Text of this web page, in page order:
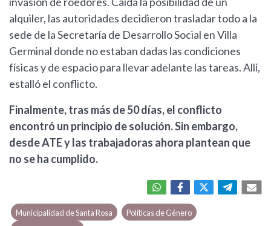
alquiler, las autoridades decidieron trasladar todo a la
sede de la Secretaría de Desarrollo Social en Villa
Germinal donde no estaban dadas las condiciones
físicas y de espacio para llevar adelante las tareas. Allí,
estalló el conflicto.
Finalmente, tras más de 50 días, el conflicto
encontró un principio de solución. Sin embargo,
desde ATE y las trabajadoras ahora plantean que
no se ha cumplido.
Municipalidad de Santa Rosa
Políticas de Género